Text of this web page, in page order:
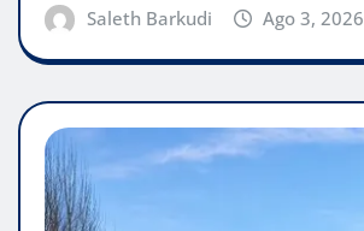
Saleth Barkudi Ago 3, 2026